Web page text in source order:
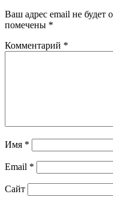
Ваш адрес email не будет
помечены *
Комментарий *
Имя *
Email *
Сайт